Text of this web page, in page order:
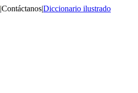
|Contáctanos|Diccionario ilustrado